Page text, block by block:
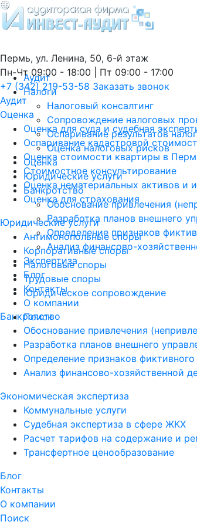
Пермь, ул. Ленина, 50, 6-й этаж
Пн-Чт 09:00 - 18:00 | Пт 09:00 - 17:00
+7 (342) 219-53-58 Заказать звонок
Аудит
Оценка
Оценка для суда и судебная
Оспаривание кадастровой
Оценка стоимости квартиры в
Стоимостное консультирование
Оценка нематериальных активов и
Оценка для страхования
Юридические услуги
Антимонопольные споры
Корпоративные споры
Налоговые споры
Трудовые споры
Юридическое сопровождение
Банкротство
Обоснование привлечения
Разработка планов внешнего
Определение признаков
Анализ финансово-хозяйственной
Экономическая экспертиза
Коммунальные услуги
Судебная экспертиза в сфере ЖКХ
Расчет тарифов на содержание и
Трансфертное ценообразование
Блог
Контакты
О компании
Поиск
Аудит
Налоги
Налоговый консалтинг
Сопровождение налоговых
Оспаривание результатов
Оценка налоговых рисков
Оценка
Юридические услуги
Банкротство
Обоснование привлечения
Разработка планов внешнего
Определение признаков
Анализ финансово-
Экспертиза
Блог
Контакты
О компании
Поиск